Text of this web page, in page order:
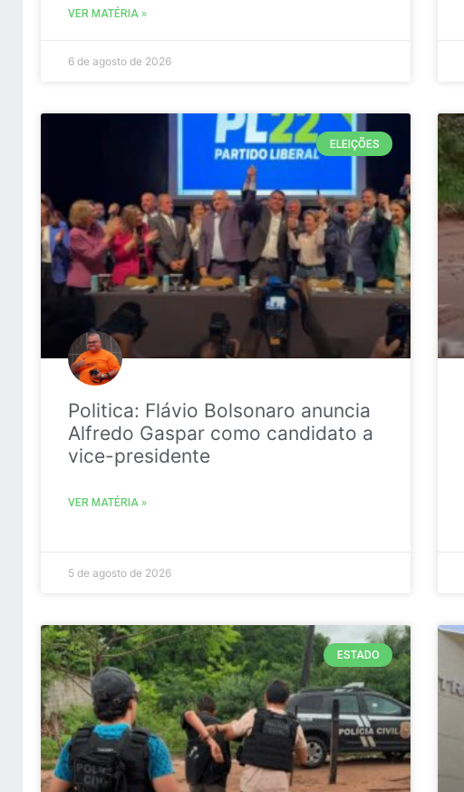
VER MATÉRIA »
6 de agosto de 2026
ELEIÇÕES
Politica: Flávio Bolsonaro anuncia
Alfredo Gaspar como candidato a
vice-presidente
VER MATÉRIA »
5 de agosto de 2026
ESTADO